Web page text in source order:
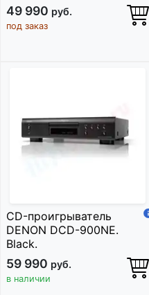
49 990 руб.
под заказ
CD-проигрыватель
DENON DCD-900NE.
Black.
59 990 руб.
в наличии